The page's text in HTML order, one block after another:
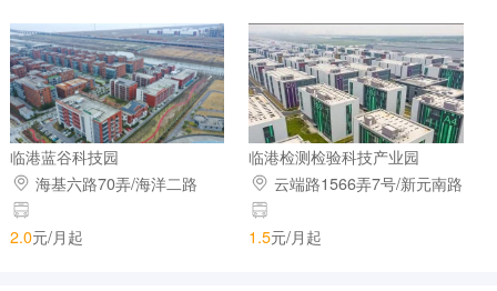
临港蓝谷科技园
海基六路70弄/海洋二路
2.0元/月起
临港检测检验科技产业园
云端路1566弄7号/新元南路
1.5元/月起